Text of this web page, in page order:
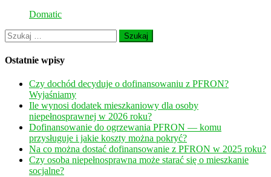
Domatic
Szukaj:
Ostatnie wpisy
Czy dochód decyduje o dofinansowaniu z PFRON?
Wyjaśniamy
Ile wynosi dodatek mieszkaniowy dla osoby
niepełnosprawnej w 2026 roku?
Dofinansowanie do ogrzewania PFRON — komu
przysługuje i jakie koszty można pokryć?
Na co można dostać dofinansowanie z PFRON w 2025 roku?
Czy osoba niepełnosprawna może starać się o mieszkanie
socjalne?